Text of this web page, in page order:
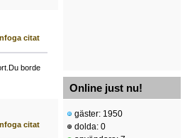
citat
borde
citat
Online just nu!
gäster: 1950
dolda: 0